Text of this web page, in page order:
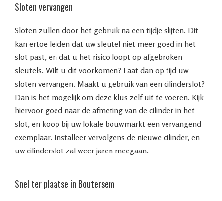
Sloten vervangen
Sloten zullen door het gebruik na een tijdje slijten. Dit
kan ertoe leiden dat uw sleutel niet meer goed in het
slot past, en dat u het risico loopt op afgebroken
sleutels. Wilt u dit voorkomen? Laat dan op tijd uw
sloten vervangen. Maakt u gebruik van een cilinderslot?
Dan is het mogelijk om deze klus zelf uit te voeren. Kijk
hiervoor goed naar de afmeting van de cilinder in het
slot, en koop bij uw lokale bouwmarkt een vervangend
exemplaar. Installeer vervolgens de nieuwe cilinder, en
uw cilinderslot zal weer jaren meegaan.
Snel ter plaatse in Boutersem